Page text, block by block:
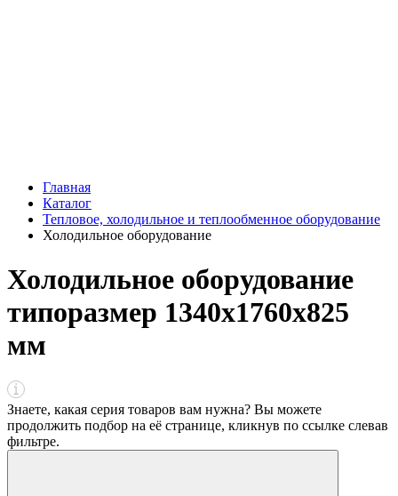
Главная
Каталог
Тепловое, холодильное и теплообменное оборудование
Холодильное оборудование
Холодильное оборудование
типоразмер 1340х1760х825
мм
Знаете, какая серия товаров вам нужна? Вы можете
продолжить подбор на её странице, кликнув по ссылке слевав
фильтре.